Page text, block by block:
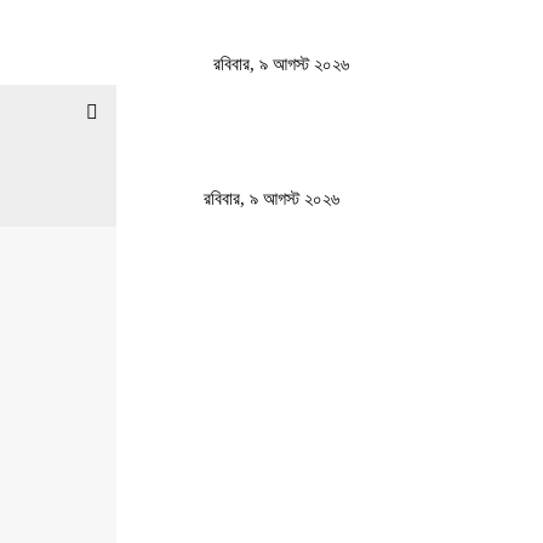
রবিবার, ৯ আগস্ট ২০২৬
রবিবার, ৯ আগস্ট ২০২৬